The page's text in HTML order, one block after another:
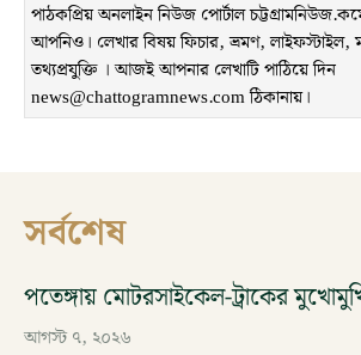
পাঠকপ্রিয় অনলাইন নিউজ পোর্টাল
আপনিও। লেখার বিষয় ফিচার, ভ্রমণ, লাইফস্টাইল,
তথ্যপ্রযুক্তি । আজই আপনার লেখাটি পাঠিয়ে দিন
news@chattogramnews.com ঠিকানায়।
সর্বশেষ
পতেঙ্গায় মোটরসাইকেল-ট্রাকের
আগস্ট ৭, ২০২৬